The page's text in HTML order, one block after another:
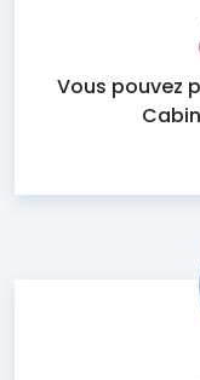
Vous pouvez